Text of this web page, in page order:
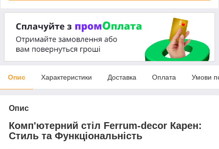
Опис Характеристики Доставка Оплата Умови
Опис
Комп'ютерний стіл Ferrum-decor Карен:
Стиль та Функціональність